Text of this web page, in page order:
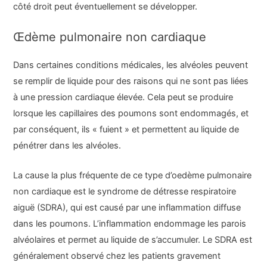
côté droit peut éventuellement se développer.
Œdème pulmonaire non cardiaque
Dans certaines conditions médicales, les alvéoles peuvent
se remplir de liquide pour des raisons qui ne sont pas liées
à une pression cardiaque élevée. Cela peut se produire
lorsque les capillaires des poumons sont endommagés, et
par conséquent, ils « fuient » et permettent au liquide de
pénétrer dans les alvéoles.
La cause la plus fréquente de ce type d’oedème pulmonaire
non cardiaque est le syndrome de détresse respiratoire
aiguë (SDRA), qui est causé par une inflammation diffuse
dans les poumons. L’inflammation endommage les parois
alvéolaires et permet au liquide de s’accumuler. Le SDRA est
généralement observé chez les patients gravement